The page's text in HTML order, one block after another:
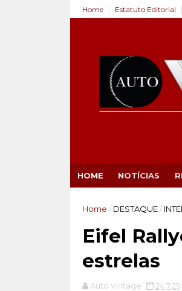
Home Estatuto Editorial
HOME NOTÍCIAS
Home / DESTAQUE /
Eifel
estrelas
Auto Vintage 24.7.25